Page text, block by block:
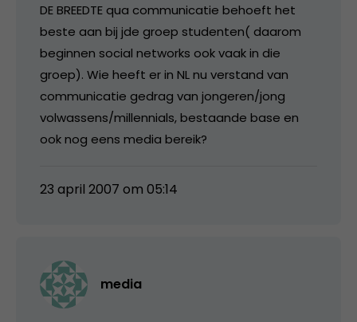
DE BREEDTE qua communicatie behoeft het
beste aan bij jde groep studenten( daarom
beginnen social networks ook vaak in die
groep). Wie heeft er in NL nu verstand van
communicatie gedrag van jongeren/jong
volwassens/millennials, bestaande base en
ook nog eens media bereik?
23 april 2007 om 05:14
media